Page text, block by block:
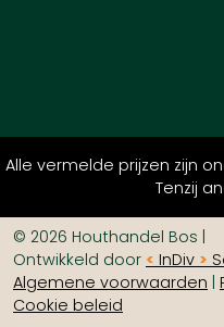
Alle vermelde prijzen zijn
Tenzij
© 2026 Houthandel Bos
Ontwikkeld door < InDiv >
Algemene voorwaarden
Cookie beleid